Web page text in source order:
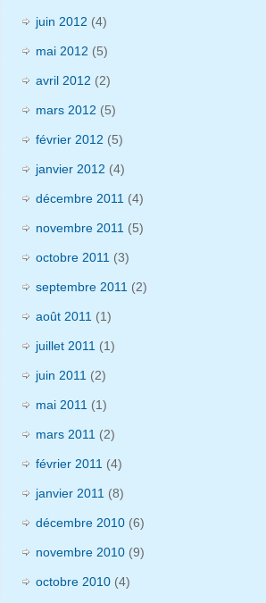
juin 2012 (4)
mai 2012 (5)
avril 2012 (2)
mars 2012 (5)
février 2012 (5)
janvier 2012 (4)
décembre 2011 (4)
novembre 2011 (5)
octobre 2011 (3)
septembre 2011 (2)
août 2011 (1)
juillet 2011 (1)
juin 2011 (2)
mai 2011 (1)
mars 2011 (2)
février 2011 (4)
janvier 2011 (8)
décembre 2010 (6)
novembre 2010 (9)
octobre 2010 (4)